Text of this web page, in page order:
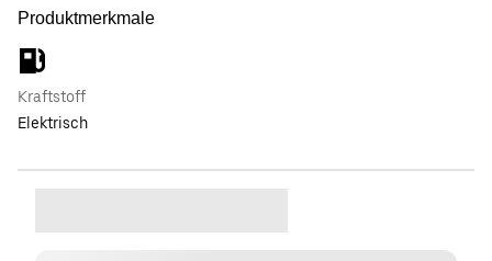
Produktmerkmale
Kraftstoff
Elektrisch